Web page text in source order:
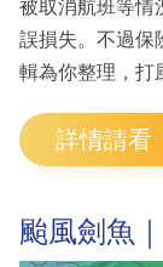
被取消航班等情
誤損失。不過保
輯為你整理，打
詳情請看
颱風劍魚